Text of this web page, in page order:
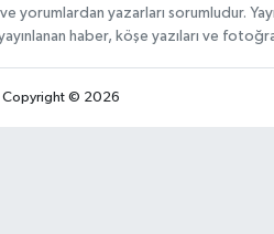
yorumlardan yazarları sorumludur.
haber, köşe yazıları ve
Copyright © 2026